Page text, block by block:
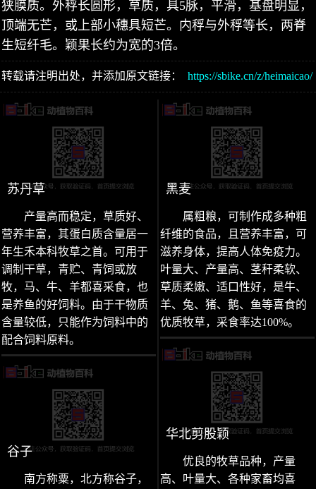
狭膜质。外稃长圆形，草质，具5脉，平滑，基盘明显，
顶端无芒，或上部小穗具短芒。内稃与外稃等长，两脊
生短纤毛。颖果长约为宽的3倍。
转载请注明出处，并添加原文链接： https://sbike.cn/z/heimaicao/
苏丹草
产量高而稳定，草质好、
营养丰富，其蛋白质含量居一
年生禾本科牧草之首。可用于
调制干草，青贮、青饲或放
牧，马、牛、羊都喜采食，也
是养鱼的好饲料。由于干物质
含量较低，只能作为饲料中的
配合饲料原料。
谷子
南方称粟，北方称谷子，
黑麦
属粗粮，可制作成多种粗
纤维的食品，且营养丰富，可
滋养身体，提高人体免疫力。
叶量大、产量高、茎秆柔软、
草质柔嫩、适口性好，是牛、
羊、兔、猪、鹅、鱼等喜食的
优质牧草，采食率达100%。
华北剪股颖
优良的牧草品种，产量
高、叶量大、各种家畜均喜